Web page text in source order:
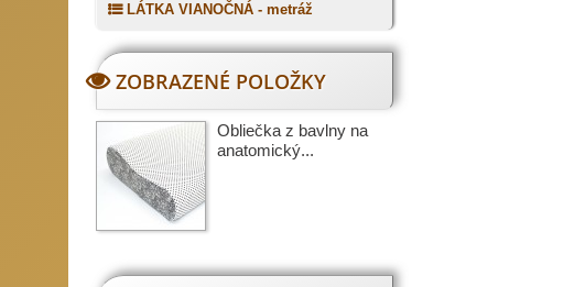
LÁTKA VIANOČNÁ - metráž
ZOBRAZENÉ POLOŽKY
Obliečka z bavlny na
anatomický...